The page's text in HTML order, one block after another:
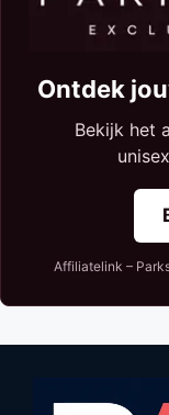
Ontdek
Bekijk het
Affiliatelink –